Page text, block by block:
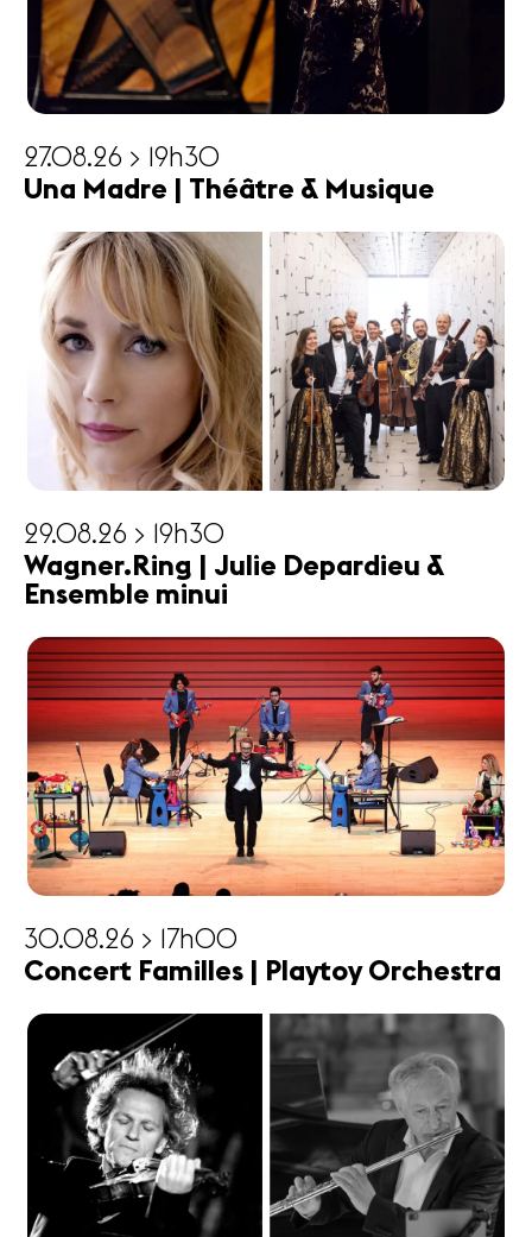
27.08.26 > 19h30
Una Madre | Théâtre & Musique
29.08.26 > 19h30
Wagner.Ring | Julie Depardieu &
Ensemble minui
30.08.26 > 17h00
Concert Familles | Playtoy Orchestra